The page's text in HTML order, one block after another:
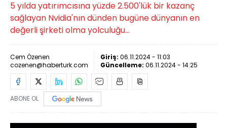
5 yılda yatırımcısına yüzde 2.500'lük bir kazanç
sağlayan Nvidia'nın dünden bugüne dünyanın en
değerli şirketi olma yolculuğu...
Cem Özenen
cozenen@haberturk.com
Giriş: 06.11.2024 - 11:03
Güncelleme: 06.11.2024 - 14:25
ABONE OL